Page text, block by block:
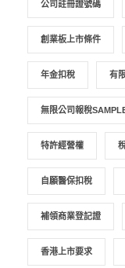
公司註冊證號碼
創業板上市條件
年金扣稅 有
無限公司報稅
特許經營權
自願醫保扣稅
補領商業登記證
香港上市要求